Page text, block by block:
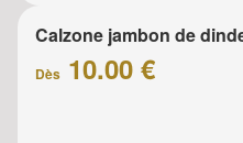
Calzone jambon de
Dès 10.00 €